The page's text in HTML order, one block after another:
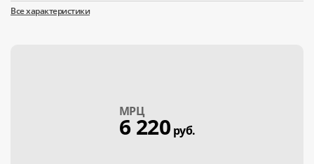
Все характеристики
МPЦ
6 220 руб.